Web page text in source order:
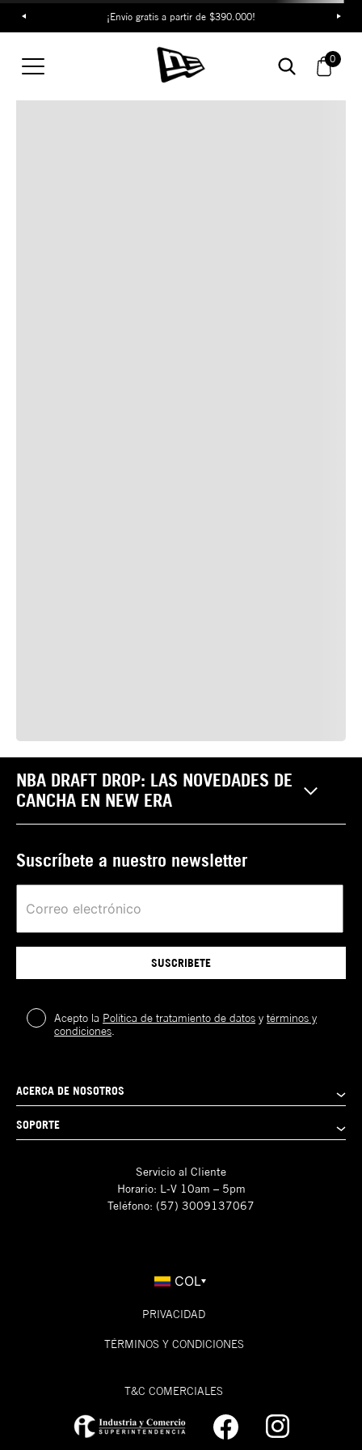
¡Envío gratis a partir de $390.000!
0
TAMBIÉN TE PUEDE
INTERESAR
NBA DRAFT DROP: LAS NOVEDADES DE
CANCHA EN NEW ERA
Suscríbete a nuestro newsletter
SUSCRIBETE
Acepto la Política de tratamiento de datos ytérminos y
condiciones
ACERCA DE NOSOTROS
SOPORTE
Servicio al Cliente
Horario: L-V 10am – 5pm
Teléfono: (57) 3009137067
COL
PRIVACIDAD
TÉRMINOS Y CONDICIONES
T&C COMERCIALES